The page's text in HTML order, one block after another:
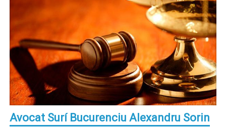
Avocat Surí Bucurenciu Alexandru Sorin